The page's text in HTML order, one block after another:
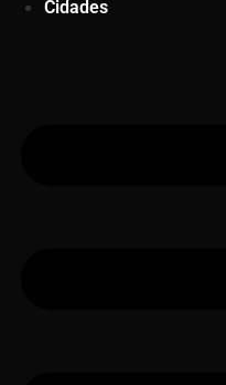
Cidades